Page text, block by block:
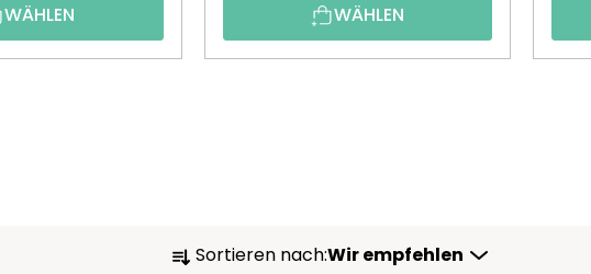
WÄHLEN WÄHLEN
P Sortieren nach:Wir empfehlen